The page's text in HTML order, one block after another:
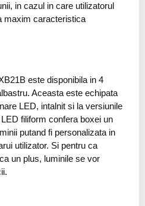
in cazul in care utilizatorul
maxim caracteristica
este disponibila in 4
Aceasta este echipata
LED, intalnit si la versiunile
filiform confera boxei un
putand fi personalizata in
utilizator. Si pentru ca
un plus, luminile se vor